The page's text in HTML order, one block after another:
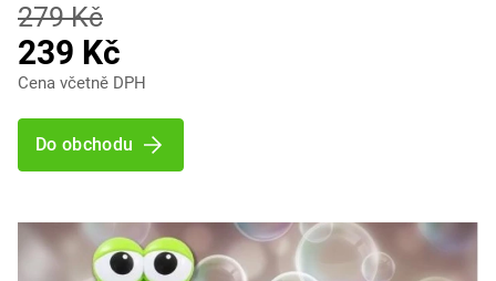
279 Kč
239 Kč
Cena včetně DPH
Do obchodu